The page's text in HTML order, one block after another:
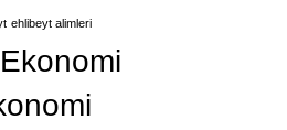
ehlibeyt alimleri
Ekonomi